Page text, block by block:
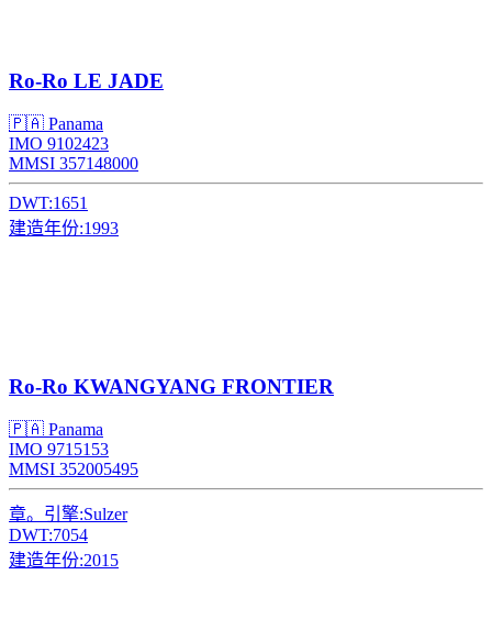
Ro-Ro LE JADE
🇵🇦 Panama
IMO 9102423
MMSI 357148000
DWT:1651
建造年份:1993
Ro-Ro KWANGYANG FRONTIER
🇵🇦 Panama
IMO 9715153
MMSI 352005495
章。引擎:Sulzer
DWT:7054
建造年份:2015